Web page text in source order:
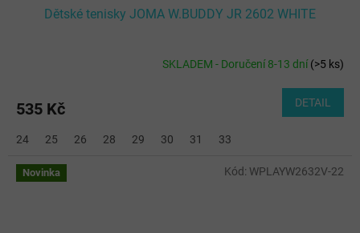
Dětské tenisky JOMA W.BUDDY JR 2602 WHITE
SKLADEM - Doručení 8-13 dní(>5 ks)
535 Kč DETAIL
24 25 26 28 29 30 31 33
Novinka Kód: WPLAYW2632V-22